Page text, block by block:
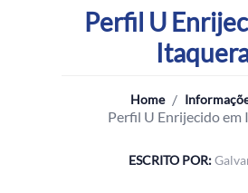
Perfil U
Home /
Perfil U Enrijecido em
ESCRITO POR: